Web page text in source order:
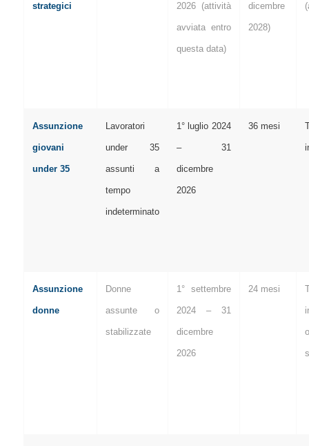
strategici 2026 (attività
avviata entro
questa data)
dicembre
2028)
Assunzione
giovani
under 35
Lavoratori
under 35
assunti a
tempo
indeterminato
1° luglio 2024
– 31
dicembre
2026
36 mesi
Assunzione
donne
Donne
assunte o
stabilizzate
1° settembre
2024 – 31
dicembre
2026
24 mesi
o